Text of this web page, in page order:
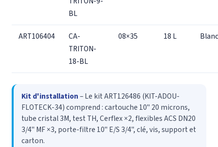
BL
ART106404
CA-
TRITON-
18-BL
08×35 18 L
Kit d'installation– Le kit ART126486 (KIT-ADOU-
FLOTECK-34) comprend : cartouche 10" 20 microns,
tube cristal 3M, test TH, Cerflex ×2, flexibles ACS DN20
3/4" MF ×3, porte-filtre 10" E/S 3/4", clé, vis, support et
carton.